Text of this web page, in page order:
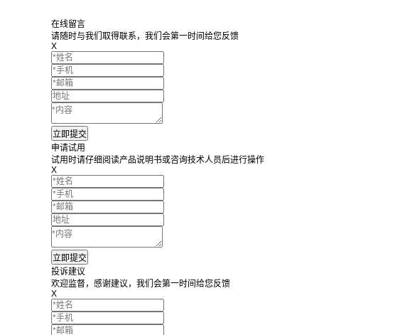
在线留言
请随时与我们取得联系，我们会第一时间给您反馈
X
申请试用
试用时请仔细阅读产品说明书或咨询技术人员后进行操作
X
投诉建议
欢迎监督，感谢建议，我们会第一时间给您反馈
X